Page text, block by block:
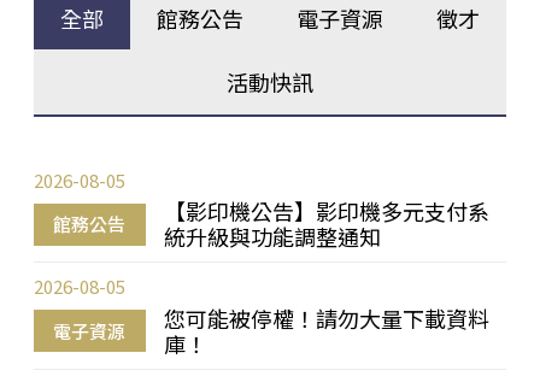
全部 館務公告 電子資源 徵才
活動快訊
館務公告
【影印機公告】影印機多元支付系
統升級與功能調整通知
2026-08-05
電子資源
您可能被停權！請勿大量下載資料
庫！
2026-08-05